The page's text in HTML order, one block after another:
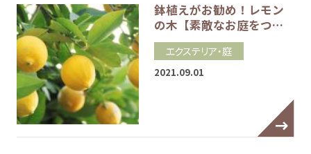
鉢植えがお勧め！レモン
の木【素敵なお庭をつ…
エクステリア・庭
2021.09.01